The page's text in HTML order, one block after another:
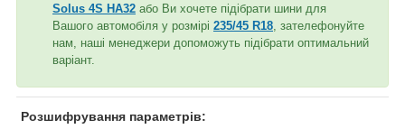
Solus 4S HA32 або Ви хочете підібрати шини для
Вашого автомобіля у розмірі 235/45 R18 , зателефонуйте
нам, наші менеджери допоможуть підібрати оптимальний
варіант.
Розшифрування параметрів: